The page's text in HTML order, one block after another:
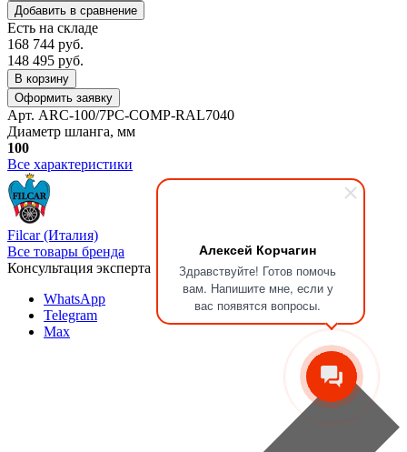
Алексей Корчагин
Здравствуйте! Готов помочь
вам. Напишите мне, если у
вас появятся вопросы.
Добавить в сравнение
Есть на складе
168 744 руб.
148 495 руб.
В корзину
Оформить заявку
Арт. ARC-100/7PC-COMP-RAL7040
Диаметр шланга, мм
100
Все характеристики
Filcar (Италия)
Все товары бренда
Консультация эксперта
WhatsApp
Telegram
Max